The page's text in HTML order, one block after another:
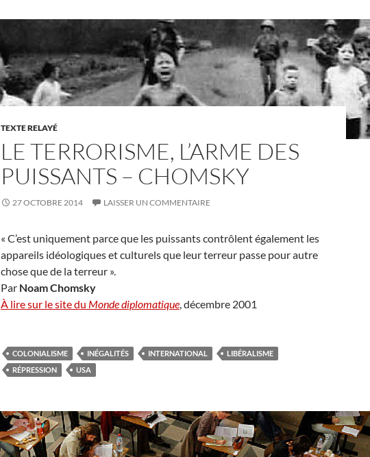
TEXTE RELAYÉ
LE TERRORISME, L’ARME DES
PUISSANTS – CHOMSKY
27 OCTOBRE 2014 LAISSER UN COMMENTAIRE
« C’est uniquement parce que les puissants contrôlent également les
appareils idéologiques et culturels que leur terreur passe pour autre
chose que de la terreur ».
Par Noam Chomsky
À lire sur le site du Monde diplomatique, décembre 2001
COLONIALISME INÉGALITÉS INTERNATIONAL
LIBÉRALISME
RÉPRESSION
USA